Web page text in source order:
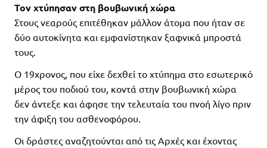
Τον χτύπησαν στη βουβωνική χώρα
Στους νεαρούς επιτέθηκαν μάλλον άτομα που ήταν σε
δύο αυτοκίνητα και εμφανίστηκαν ξαφνικά μπροστά
τους.
Ο 19χρονος, που είχε δεχθεί το χτύπημα στο εσωτερικό
μέρος του ποδιού του, κοντά στην βουβωνική χώρα
δεν άντεξε και άφησε την τελευταία του πνοή λίγο πριν
την άφιξη του ασθενοφόρου.
Οι δράστες αναζητούνται από τις Αρχές και έχοντας